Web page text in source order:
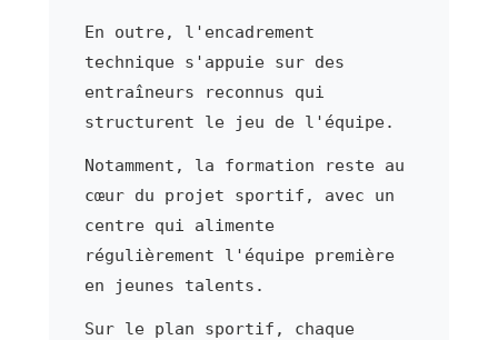
En outre, l'encadrement
technique s'appuie sur des
entraîneurs reconnus qui
structurent le jeu de l'équipe.
Notamment, la formation reste au
cœur du projet sportif, avec un
centre qui alimente
régulièrement l'équipe première
en jeunes talents.
Sur le plan sportif, chaque